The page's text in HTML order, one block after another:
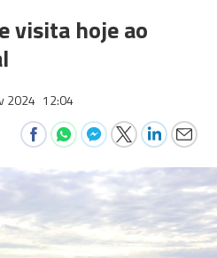
visita hoje ao
2024 12:04